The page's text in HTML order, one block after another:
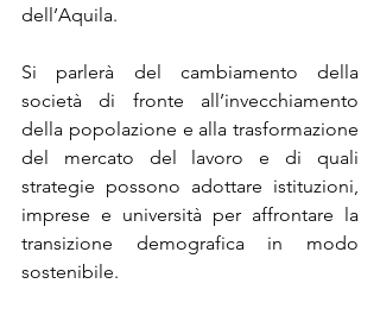
dell’Aquila.
Si parlerà del cambiamento della
società di fronte all’invecchiamento
della popolazione e alla trasformazione
del mercato del lavoro e di quali
strategie possono adottare istituzioni,
imprese e università per affrontare la
transizione demografica in modo
sostenibile.